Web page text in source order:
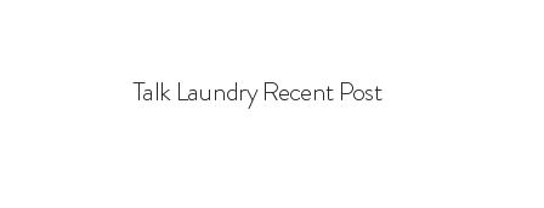
Talk Laundry Recent Post